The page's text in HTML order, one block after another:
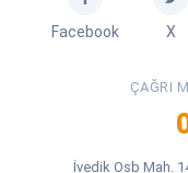
Facebook X
ÇAĞRI
İvedik Osb Mah.